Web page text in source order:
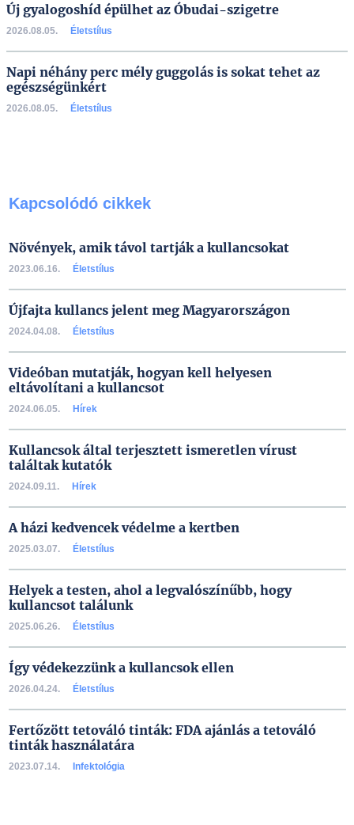
Új gyalogoshíd épülhet az Óbudai-szigetre
2026.08.05. Életstílus
Napi néhány perc mély guggolás is sokat tehet az
egészségünkért
2026.08.05. Életstílus
Kapcsolódó cikkek
Növények, amik távol tartják a kullancsokat
2023.06.16. Életstílus
Újfajta kullancs jelent meg Magyarországon
2024.04.08. Életstílus
Videóban mutatják, hogyan kell helyesen
eltávolítani a kullancsot
2024.06.05. Hírek
Kullancsok által terjesztett ismeretlen vírust
találtak kutatók
2024.09.11. Hírek
A házi kedvencek védelme a kertben
2025.03.07. Életstílus
Helyek a testen, ahol a legvalószínűbb, hogy
kullancsot találunk
2025.06.26. Életstílus
Így védekezzünk a kullancsok ellen
2026.04.24. Életstílus
Fertőzött tetováló tinták: FDA ajánlás a tetováló
tinták használatára
2023.07.14. Infektológia